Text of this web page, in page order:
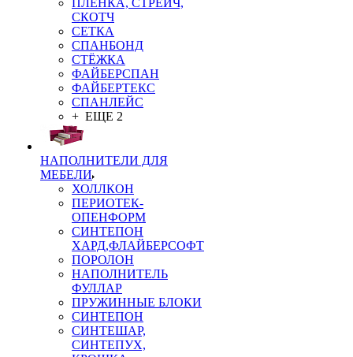
ПЛЁНКА, СТРЕЙЧ,
СКОТЧ
СЕТКА
СПАНБОНД
СТЁЖКА
ФАЙБЕРСПАН
ФАЙБЕРТЕКС
СПАНЛЕЙС
+ ЕЩЕ 2
НАПОЛНИТЕЛИ ДЛЯ
МЕБЕЛИ
ХОЛЛКОН
ПЕРИОТЕК-
ОПЕНФОРМ
СИНТЕПОН
ХАРД,ФЛАЙБЕРСОФТ
ПОРОЛОН
НАПОЛНИТЕЛЬ
ФУЛЛАР
ПРУЖИННЫЕ БЛОКИ
СИНТЕПОН
СИНТЕШАР,
СИНТЕПУХ,